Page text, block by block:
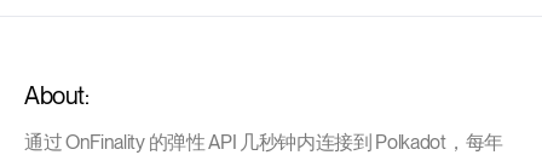
About:
通过 OnFinality 的弹性 API 几秒钟内连接到 Polkadot，每年